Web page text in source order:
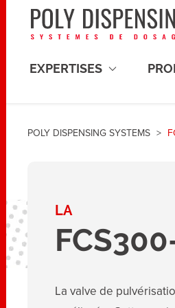
EXPERTISES
Mélangeurs sous vide
Adaptateurs pots et
POLY DISPENSING SYSTEMS >
LA
La valve de